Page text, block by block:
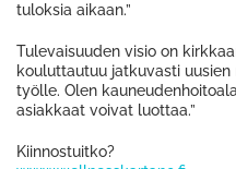
tuloksia aikaan.”
Tulevaisuuden visio on
kouluttautuu jatkuvasti
työlle. Olen
asiakkaat voivat luottaa.”
Kiinnostuitko?